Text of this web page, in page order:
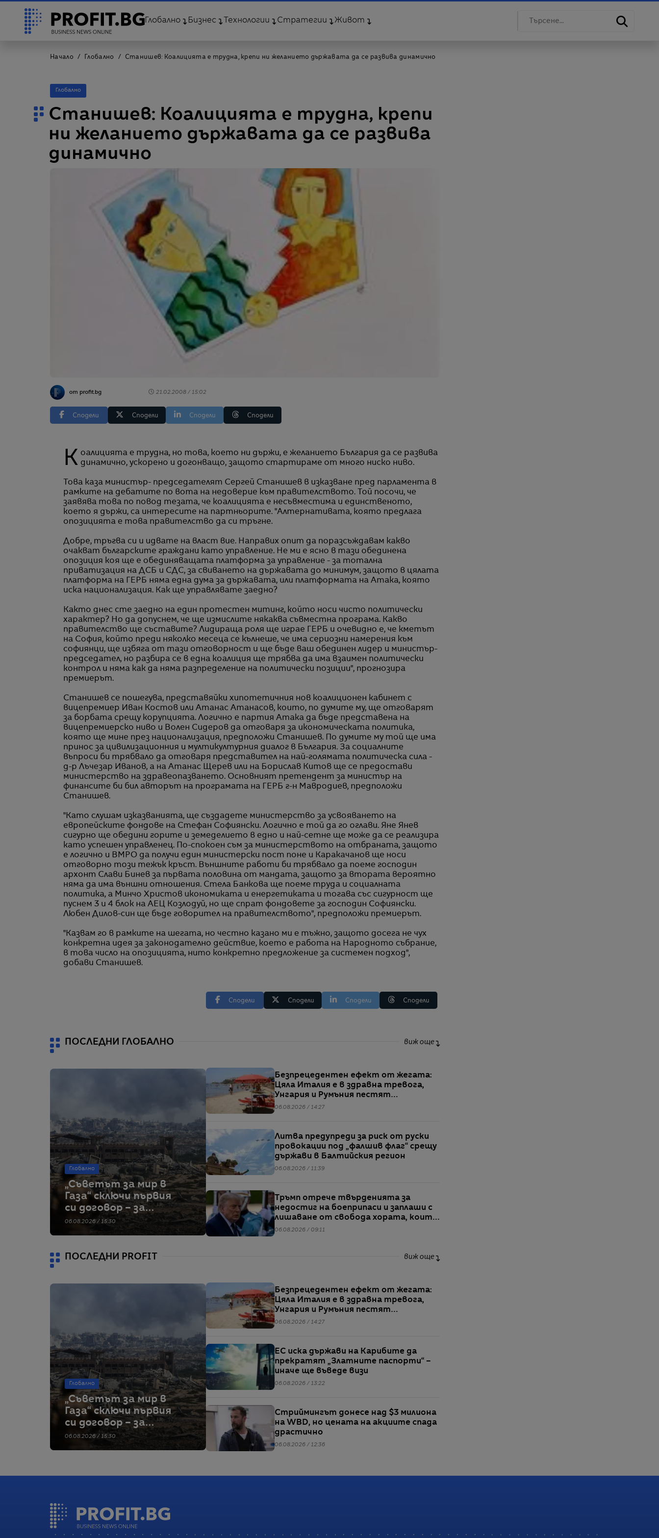
Глобално Бизнес Технологии Стратегии Живот
Начало Глобално Станишев: Коалицията е трудна, крепи ни желанието държавата да се развива динамично
Глобално
Станишев: Коалицията е трудна, крепи
ни желанието държавата да се развива
динамично
от profit.bg 21.02.2008 / 15:02
Сподели Сподели Сподели Сподели
Коалицията е трудна, но това, което ни държи, е желанието България да се развива динамично, ускорено и догонващо, защото стартираме от много ниско ниво.
Това каза министър- председателят Сергей Станишев в изказване пред парламента в
рамките на дебатите по вота на недоверие към правителството. Той посочи, че
заявява това по повод тезата, че коалицията е несъвместима и единственото,
което я държи, са интересите на партньорите. "Алтернативата, която предлага
опозицията е това правителство да си тръгне.
Добре, тръгва си и идвате на власт вие. Направих опит да поразсъждавам какво
очакват българските граждани като управление. Не ми е ясно в тази обединена
опозиция коя ще е обединяващата платформа за управление - за тотална
приватизация на ДСБ и СДС, за свиването на държавата до минимум, защото в цялата
платформа на ГЕРБ няма една дума за държавата, или платформата на Атака, която
иска национализация. Как ще управлявате заедно?
Както днес сте заедно на един протестен митинг, който носи чисто политически
характер? Но да допуснем, че ще измислите някаква съвместна програма. Какво
правителство ще съставите? Лидираща роля ще играе ГЕРБ и очевидно е, че кметът
на София, който преди няколко месеца се кълнеше, че има сериозни намерения към
софиянци, ще избяга от тази отговорност и ще бъде ваш обединен лидер и министър-
председател, но разбира се в една коалиция ще трябва да има взаимен политически
контрол и няма как да няма разпределение на политически позиции", прогнозира
премиерът.
Станишев се пошегува, представяйки хипотетичния нов коалиционен кабинет с
вицепремиер Иван Костов или Атанас Атанасов, които, по думите му, ще отговарят
за борбата срещу корупцията. Логично е партия Атака да бъде представена на
вицепремиерско ниво и Волен Сидеров да отговаря за икономическата политика,
която ще мине през национализация, предположи Станишев. По думите му той ще има
принос за цивилизационния и мултикултурния диалог в България. За социалните
въпроси би трябвало да отговаря представител на най-голямата политическа сила -
д-р Лъчезар Иванов, а на Атанас Щерев или на Борислав Китов ще се предостави
министерство на здравеопазването. Основният претендент за министър на
финансите би бил авторът на програмата на ГЕРБ г-н Мавродиев, предположи
Станишев.
"Като слушам изказванията, ще създадете министерство за усвояването на
европейските фондове на Стефан Софиянски. Логично е той да го оглави. Яне Янев
сигурно ще обедини горите и земеделието в едно и най-сетне ще може да се реализира
като успешен управленец. По-спокоен съм за министерството на отбраната, защото
е логично и ВМРО да получи един министерски пост поне и Каракачанов ще носи
отговорно този тежък кръст. Външните работи би трябвало да поеме господин
архонт Слави Бинев за първата половина от мандата, защото за втората вероятно
няма да има външни отношения. Стела Банкова ще поеме труда и социалната
политика, а Минчо Христов икономиката и енергетиката и тогава със сигурност ще
пуснем 3 и 4 блок на АЕЦ Козлодуй, но ще спрат фондовете за господин Софиянски.
Любен Дилов-син ще бъде говорител на правителството", предположи премиерът.
"Казвам го в рамките на шегата, но честно казано ми е тъжно, защото досега не чух
конкретна идея за законодателно действие, което е работа на Народното събрание,
в това число на опозицията, нито конкретно предложение за системен подход",
добави Станишев.
Сподели Сподели Сподели Сподели
ПОСЛЕДНИ ГЛОБАЛНО виж още
Глобално
„Съветът за мир в
Газа“ сключи първия
си договор – за
строителство на
06.08.2026 / 15:30
Безпрецедентен ефект от жегата:
Цяла Италия е в здравна тревога,
Унгария и Румъния пестят
електричество
06.08.2026 / 14:27
Литва предупреди за риск от руски
провокации под „фалшив флаг“ срещу
държави в Балтийския регион
06.08.2026 / 11:39
Тръмп отрече твърденията за
недостиг на боеприпаси и заплаши с
лишаване от свобода хората, които
разпространяват подобна
06.08.2026 / 09:11
ПОСЛЕДНИ PROFIT виж още
Глобално
„Съветът за мир в
Газа“ сключи първия
си договор – за
строителство на
06.08.2026 / 15:30
Безпрецедентен ефект от жегата:
Цяла Италия е в здравна тревога,
Унгария и Румъния пестят
електричество
06.08.2026 / 14:27
ЕС иска държави на Карибите да
прекратят „Златните паспорти“ –
иначе ще въведе визи
06.08.2026 / 13:22
Стриймингът донесе над $3 милиона
на WBD, но цената на акциите спада
драстично
06.08.2026 / 12:36